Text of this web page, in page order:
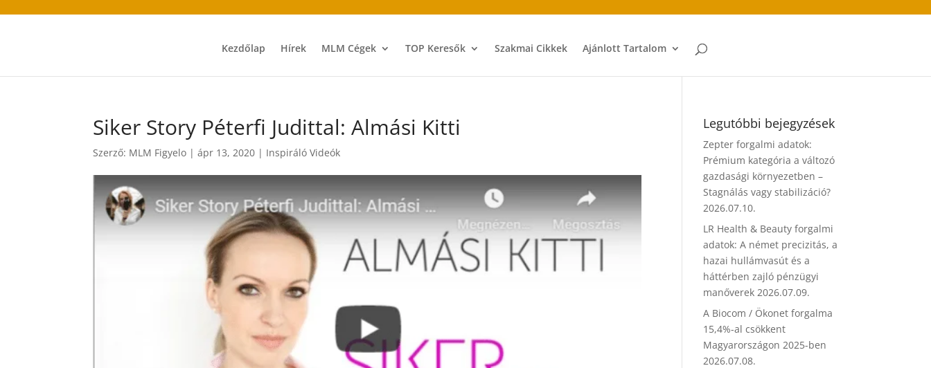
Kezdőlap Hírek MLM Cégek TOP Keresők Szakmai Cikkek Ajánlott Tartalom
Siker Story Péterfi Judittal: Almási Kitti
Szerző: MLM Figyelo |ápr 13, 2020 | Inspiráló Videók
Legutóbbi bejegyzések
Zepter forgalmi adatok:
Prémium kategória a változó
gazdasági környezetben –
Stagnálás vagy stabilizáció?
2026.07.10.
LR Health & Beauty forgalmi
adatok: A német precizitás, a
hazai hullámvasút és a
háttérben zajló pénzügyi
manőverek 2026.07.09.
A Biocom / Ökonet forgalma
15,4%-al csökkent
Magyarországon 2025-ben
2026.07.08.